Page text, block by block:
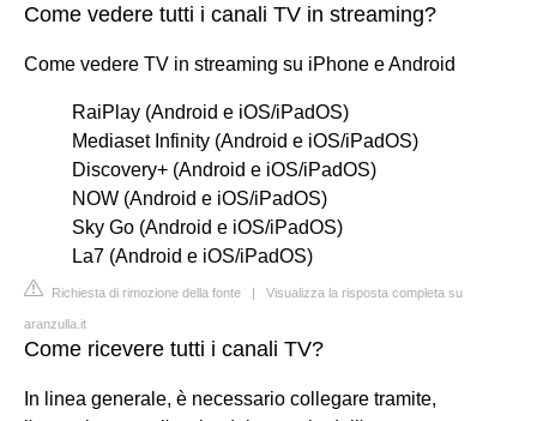
Come vedere tutti i canali TV in streaming?
Come vedere TV in streaming su iPhone e Android
RaiPlay (Android e iOS/iPadOS)
Mediaset Infinity (Android e iOS/iPadOS)
Discovery+ (Android e iOS/iPadOS)
NOW (Android e iOS/iPadOS)
Sky Go (Android e iOS/iPadOS)
La7 (Android e iOS/iPadOS)
Richiesta di rimozione della fonte | Visualizza la risposta completa su
aranzulla.it
Come ricevere tutti i canali TV?
In linea generale, è necessario collegare tramite,